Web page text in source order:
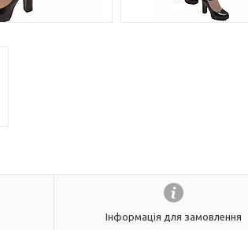
Інформація для замовлення